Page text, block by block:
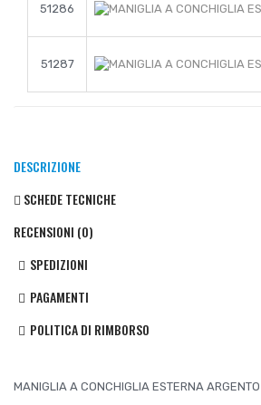
51286
51287
DESCRIZIONE
SCHEDE TECNICHE
RECENSIONI (0)
SPEDIZIONI
PAGAMENTI
POLITICA DI RIMBORSO
MANIGLIA A CONCHIGLIA ESTERNA